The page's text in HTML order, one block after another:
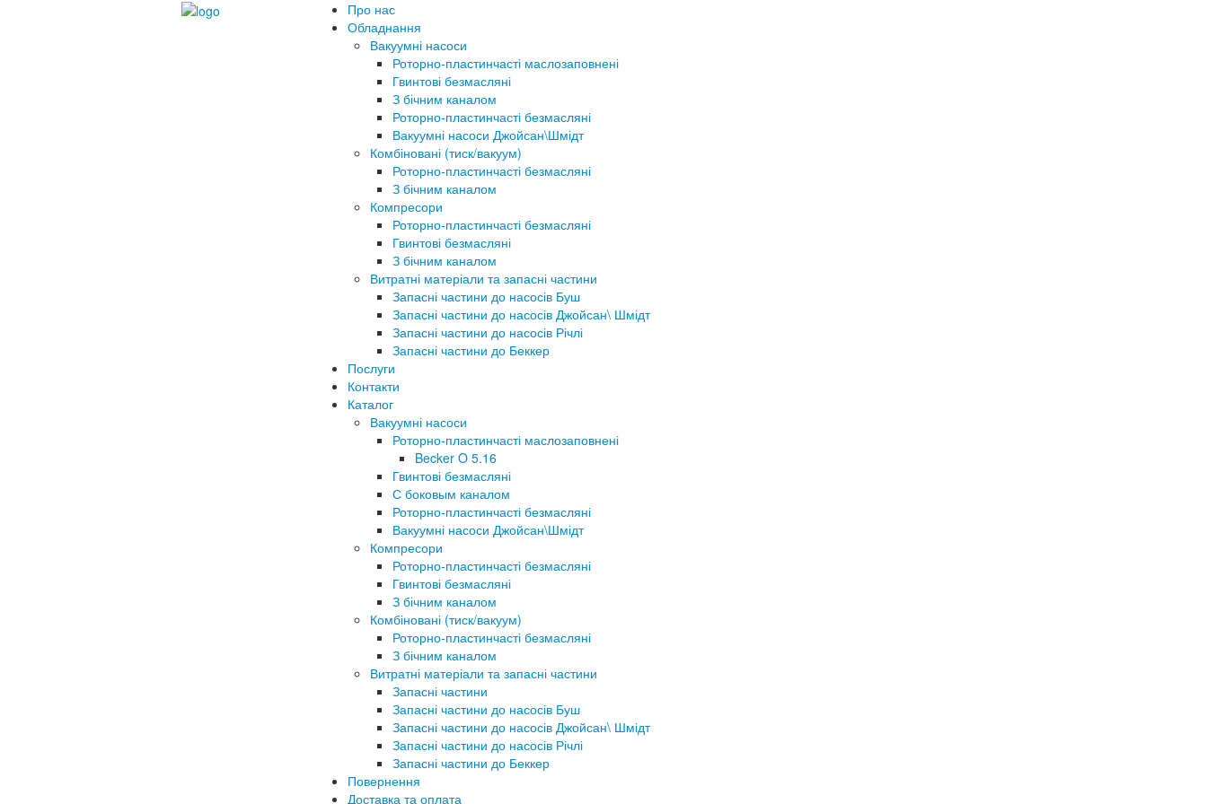
Про нас
Обладнання
Вакуумні насоси
Роторно-пластинчасті маслозаповнені
Гвинтові безмасляні
З бічним каналом
Роторно-пластинчасті безмасляні
Вакуумні насоси Джойсан\Шмідт
Комбіновані (тиск/вакуум)
Роторно-пластинчасті безмасляні
З бічним каналом
Компресори
Роторно-пластинчасті безмасляні
Гвинтові безмасляні
З бічним каналом
Витратні матеріали та запасні частини
Запасні частини до насосів Буш
Запасні частини до насосів Джойсан\ Шмідт
Запасні частини до насосів Річлі
Запасні частини до Беккер
Послуги
Контакти
Каталог
Вакуумні насоси
Роторно-пластинчасті маслозаповнені
Becker O 5.16
Гвинтові безмасляні
С боковым каналом
Роторно-пластинчасті безмасляні
Вакуумні насоси Джойсан\Шмідт
Компресори
Роторно-пластинчасті безмасляні
Гвинтові безмасляні
З бічним каналом
Комбіновані (тиск/вакуум)
Роторно-пластинчасті безмасляні
З бічним каналом
Витратні матеріали та запасні частини
Запасні частини
Запасні частини до насосів Буш
Запасні частини до насосів Джойсан\ Шмідт
Запасні частини до насосів Річлі
Запасні частини до Беккер
Повернення
Доставка та оплата